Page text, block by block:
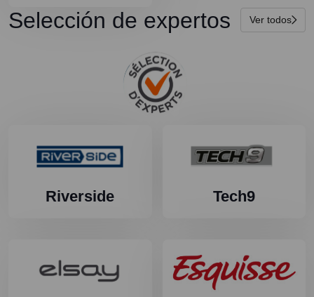
Selección de expertos Ver todos
Riverside Tech9